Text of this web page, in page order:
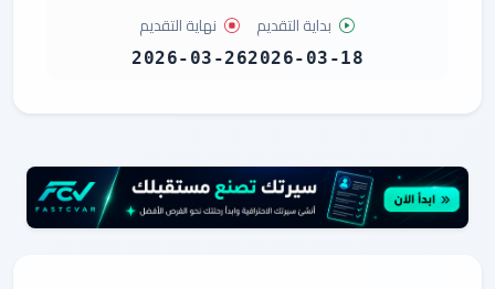
بداية التقديم
2026-03-18
نهاية التقديم
2026-03-26